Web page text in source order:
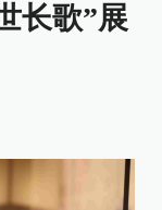
长歌”展